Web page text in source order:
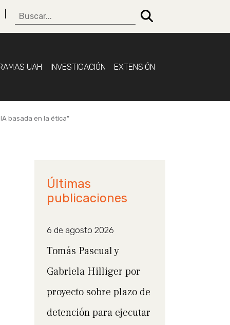
UAH INVESTIGACIÓN EXTENSIÓN
basada en la ética”
Últimas
publicaciones
6 de agosto 2026
Tomás Pascual y
Gabriela Hilliger por
proyecto sobre plazo de
detención para ejecutar